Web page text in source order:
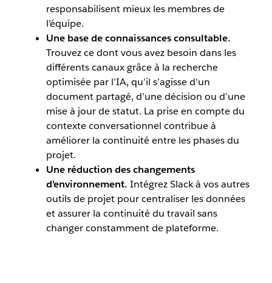
responsabilisent mieux les membres de
l’équipe.
Une base de connaissances consultable.
Trouvez ce dont vous avez besoin dans les
différents canaux grâce à la recherche
optimisée par l’IA, qu’il s’agisse d’un
document partagé, d’une décision ou d’une
mise à jour de statut. La prise en compte du
contexte conversationnel contribue à
améliorer la continuité entre les phases du
projet.
Une réduction des changements
d’environnement. Intégrez Slack à vos autres
outils de projet pour centraliser les données
et assurer la continuité du travail sans
changer constamment de plateforme.